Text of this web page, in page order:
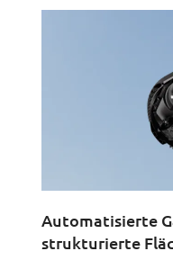
Automatisierte
strukturierte